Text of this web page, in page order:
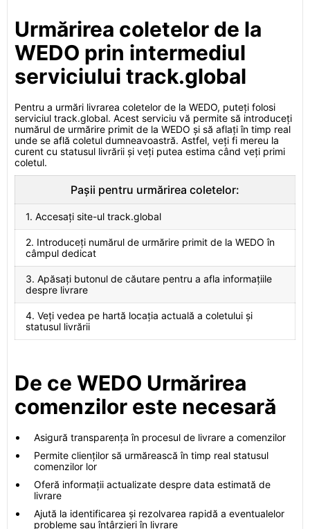
Urmărirea coletelor de la
WEDO prin intermediul
serviciului track.global
Pentru a urmări livrarea coletelor de la WEDO, puteți folosi
serviciul track.global. Acest serviciu vă permite să introduceți
numărul de urmărire primit de la WEDO și să aflați în timp real
unde se află coletul dumneavoastră. Astfel, veți fi mereu la
curent cu statusul livrării și veți putea estima când veți primi
coletul.
Pașii pentru urmărirea coletelor:
1. Accesați site-ul track.global
2. Introduceți numărul de urmărire primit de la WEDO în
câmpul dedicat
3. Apăsați butonul de căutare pentru a afla informațiile
despre livrare
4. Veți vedea pe hartă locația actuală a coletului și
statusul livrării
De ce WEDO Urmărirea
comenzilor este necesară
Asigură transparența în procesul de livrare a comenzilor
Permite clienților să urmărească în timp real statusul
comenzilor lor
Oferă informații actualizate despre data estimată de
livrare
Ajută la identificarea și rezolvarea rapidă a eventualelor
probleme sau întârzieri în livrare